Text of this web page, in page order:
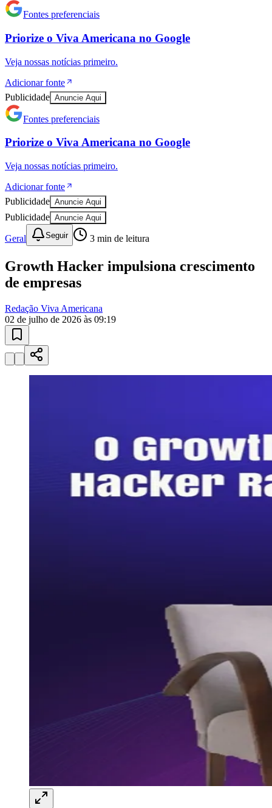
Fortaleza
Fontes preferenciais
Priorize o Viva Americana no Google
Veja nossas notícias primeiro.
Adicionar fonte
Publicidade Anuncie Aqui
Fontes preferenciais
Priorize o Viva Americana no Google
Veja nossas notícias primeiro.
Adicionar fonte
Publicidade Anuncie Aqui
Publicidade Anuncie Aqui
Geral Seguir 3 min de leitura
Growth Hacker impulsiona crescimento
de empresas
Redação Viva Americana
02 de julho de 2026 às 09:19